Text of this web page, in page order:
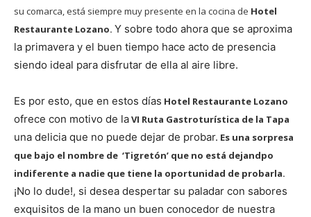
su comarca, está siempre muy presente en la cocina de Hotel
Restaurante Lozano. Y sobre todo ahora que se aproxima
la primavera y el buen tiempo hace acto de presencia
siendo ideal para disfrutar de ella al aire libre.
Es por esto, que en estos días Hotel Restaurante Lozano
ofrece con motivo de laVI Ruta Gastroturística de la Tapa
una delicia que no puede dejar de probar. Es una sorpresa
que bajo el nombre de ‘Tigretón’ que no está dejandpo
indiferente a nadie que tiene la oportunidad de probarla.
¡No lo dude!, si desea despertar su paladar con sabores
exquisitos de la mano un buen conocedor de nuestra